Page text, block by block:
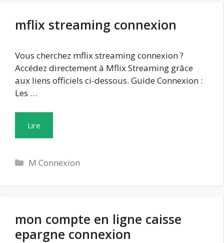
mflix streaming connexion
Vous cherchez mflix streaming connexion ?
Accédez directement à Mflix Streaming grâce
aux liens officiels ci-dessous. Guide Connexion :
Les …
Lire
Catégories
M Connexion
mon compte en ligne caisse
epargne connexion